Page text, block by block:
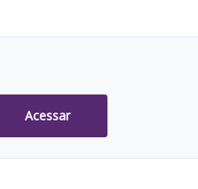
Acessar